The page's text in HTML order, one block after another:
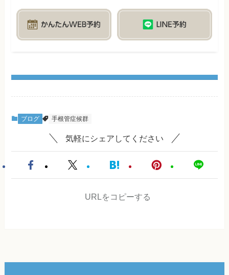
ブログ 手根管症候群
気軽にシェアしてください
URLをコピーする